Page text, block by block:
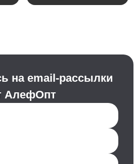
на email-рассылки
АлефОпт